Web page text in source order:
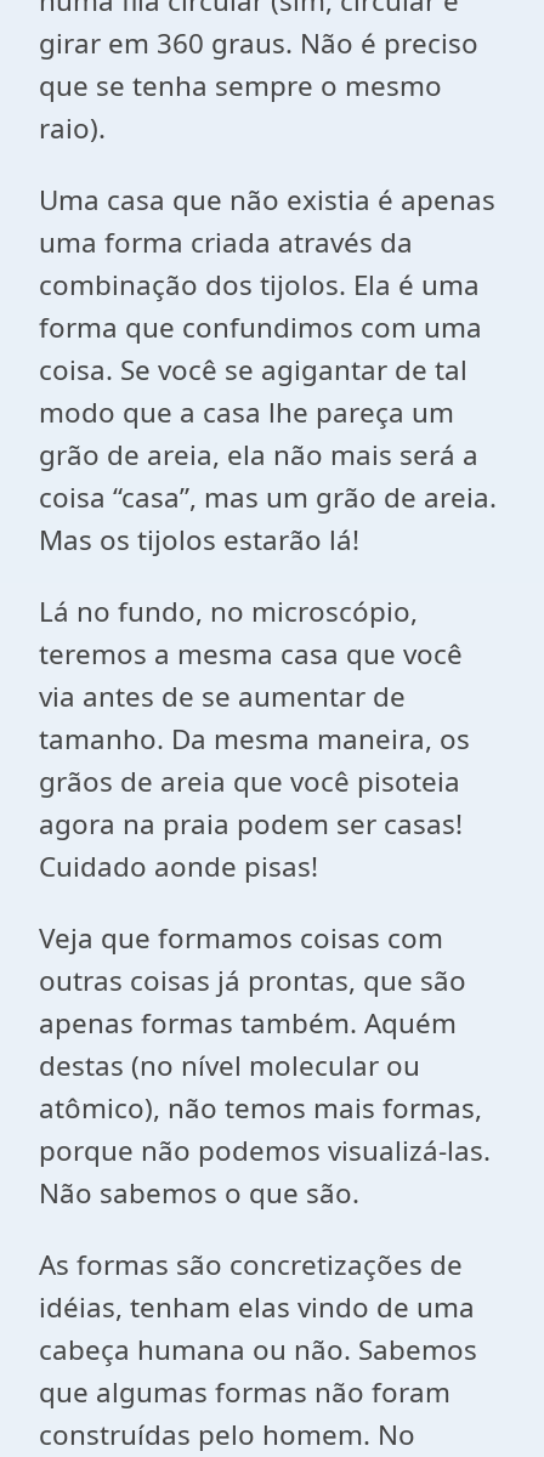
girar em 360 graus. Não é preciso
que se tenha sempre o mesmo
raio).
Uma casa que não existia é apenas
uma forma criada através da
combinação dos tijolos. Ela é uma
forma que confundimos com uma
coisa. Se você se agigantar de tal
modo que a casa lhe pareça um
grão de areia, ela não mais será a
coisa “casa”, mas um grão de areia.
Mas os tijolos estarão lá!
Lá no fundo, no microscópio,
teremos a mesma casa que você
via antes de se aumentar de
tamanho. Da mesma maneira, os
grãos de areia que você pisoteia
agora na praia podem ser casas!
Cuidado aonde pisas!
Veja que formamos coisas com
outras coisas já prontas, que são
apenas formas também. Aquém
destas (no nível molecular ou
atômico), não temos mais formas,
porque não podemos visualizá-las.
Não sabemos o que são.
As formas são concretizações de
idéias, tenham elas vindo de uma
cabeça humana ou não. Sabemos
que algumas formas não foram
construídas pelo homem. No